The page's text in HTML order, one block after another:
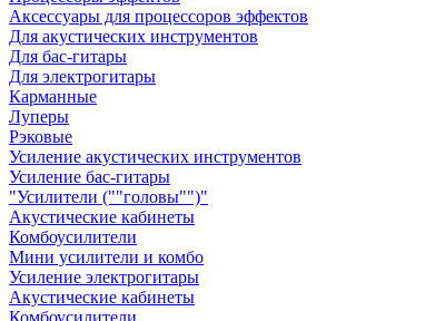
Аксессуары для процессоров эффектов
Для акустических инструментов
Для бас-гитары
Для электрогитары
Карманные
Луперы
Рэковые
Усиление акустических инструментов
Усиление бас-гитары
"Усилители (""головы"")"
Акустические кабинеты
Комбоусилители
Мини усилители и комбо
Усиление электрогитары
Акустические кабинеты
Комбоусилители